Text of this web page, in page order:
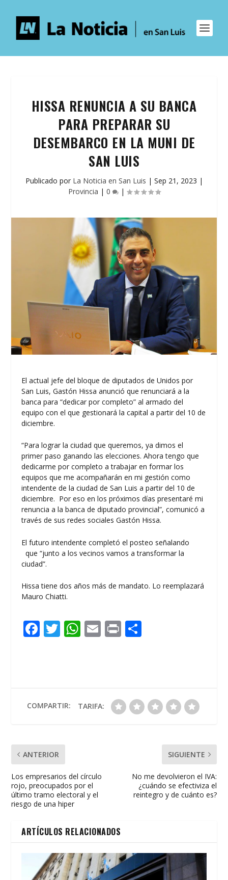
HISSA RENUNCIA A SU BANCA
PARA PREPARAR SU
DESEMBARCO EN LA MUNI DE
SAN LUIS
Publicado por La Noticia en San Luis | Sep 21, 2023 |
Provincia | 0 |
El actual jefe del bloque de diputados de Unidos por
San Luis, Gastón Hissa anunció que renunciará a la
banca para “dedicar por completo” al armado del
equipo con el que gestionará la capital a partir del 10 de
diciembre.
“Para lograr la ciudad que queremos, ya dimos el
primer paso ganando las elecciones. Ahora tengo que
dedicarme por completo a trabajar en formar los
equipos que me acompañarán en mi gestión como
intendente de la ciudad de San Luis a partir del 10 de
diciembre. Por eso en los próximos días presentaré mi
renuncia a la banca de diputado provincial”, comunicó a
través de sus redes sociales Gastón Hissa.
El futuro intendente completó el posteo señalando
que “junto a los vecinos vamos a transformar la
ciudad”.
Hissa tiene dos años más de mandato. Lo reemplazará
Mauro Chiatti.
F
o
o
T W
A
p
E Pr
ar
ti
COMPARTIR: TARIFA:
ANTERIOR
Los empresarios del círculo
rojo, preocupados por el
último tramo electoral y el
riesgo de una hiper
SIGUIENTE
No me devolvieron el IVA:
¿cuándo se efectiviza el
reintegro y de cuánto es?
ARTÍCULOS RELACIONADOS